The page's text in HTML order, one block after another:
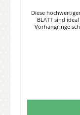
Diese
BLATT sind
Vorhangringe